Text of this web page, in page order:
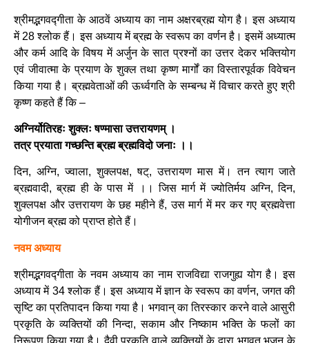
श्रीमद्भगवद्गीता के आठवें अध्याय का नाम अक्षरब्रह्म योग है। इस अध्याय
में 28 श्लोक हैं। इस अध्याय में ब्रह्म के स्वरूप का वर्णन है। इसमें अध्यात्म
और कर्म आदि के विषय में अर्जुन के सात प्रश्नों का उत्तर देकर भक्तियोग
एवं जीवात्मा के प्रयाण के शुक्ल तथा कृष्ण मार्गों का विस्तारपूर्वक विवेचन
किया गया है। ब्रह्मवेताओं की ऊर्ध्वगति के सम्बन्ध में विचार करते हुए श्री
कृष्ण कहते हैं कि –
अग्निर्योतिरहः शुक्लः षण्मासा उत्तरायणम् ।
तत्र प्रयाता गच्छन्ति ब्रह्म ब्रह्मविदो जनाः ।।
दिन, अग्नि, ज्वाला, शुक्लपक्ष, षट्, उत्तरायण मास में। तन त्याग जाते
ब्रह्मवादी, ब्रह्म ही के पास में ।। जिस मार्ग में ज्योतिर्मय अग्नि, दिन,
शुक्लपक्ष और उत्तरायण के छह महीने हैं, उस मार्ग में मर कर गए ब्रह्मवेत्ता
योगीजन ब्रह्म को प्राप्त होते हैं।
नवम अध्याय
श्रीमद्भगवद्गीता के नवम अध्याय का नाम राजविद्या राजगुह्य योग है। इस
अध्याय में 34 श्लोक हैं। इस अध्याय में ज्ञान के स्वरूप का वर्णन, जगत की
सृष्टि का प्रतिपादन किया गया है। भगवान् का तिरस्कार करने वाले आसुरी
प्रकृति के व्यक्तियों की निन्दा, सकाम और निष्काम भक्ति के फलों का